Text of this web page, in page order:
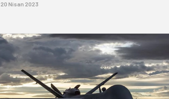
20 Nisan 2023